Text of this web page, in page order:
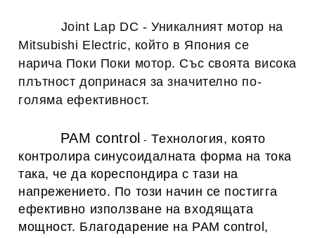
Joint Lap DC - Уникалният мотор на
Mitsubishi Electric, който в Япония се
нарича Поки Поки мотор. Със своята висока
плътност допринася за значително по-
голяма ефективност.
PAM control - Технология, която
контролира синусоидалната форма на тока
така, че да кореспондира с тази на
напрежението. По този начин се постигга
ефективно използване на входящата
мощност. Благодарение на PAM control,